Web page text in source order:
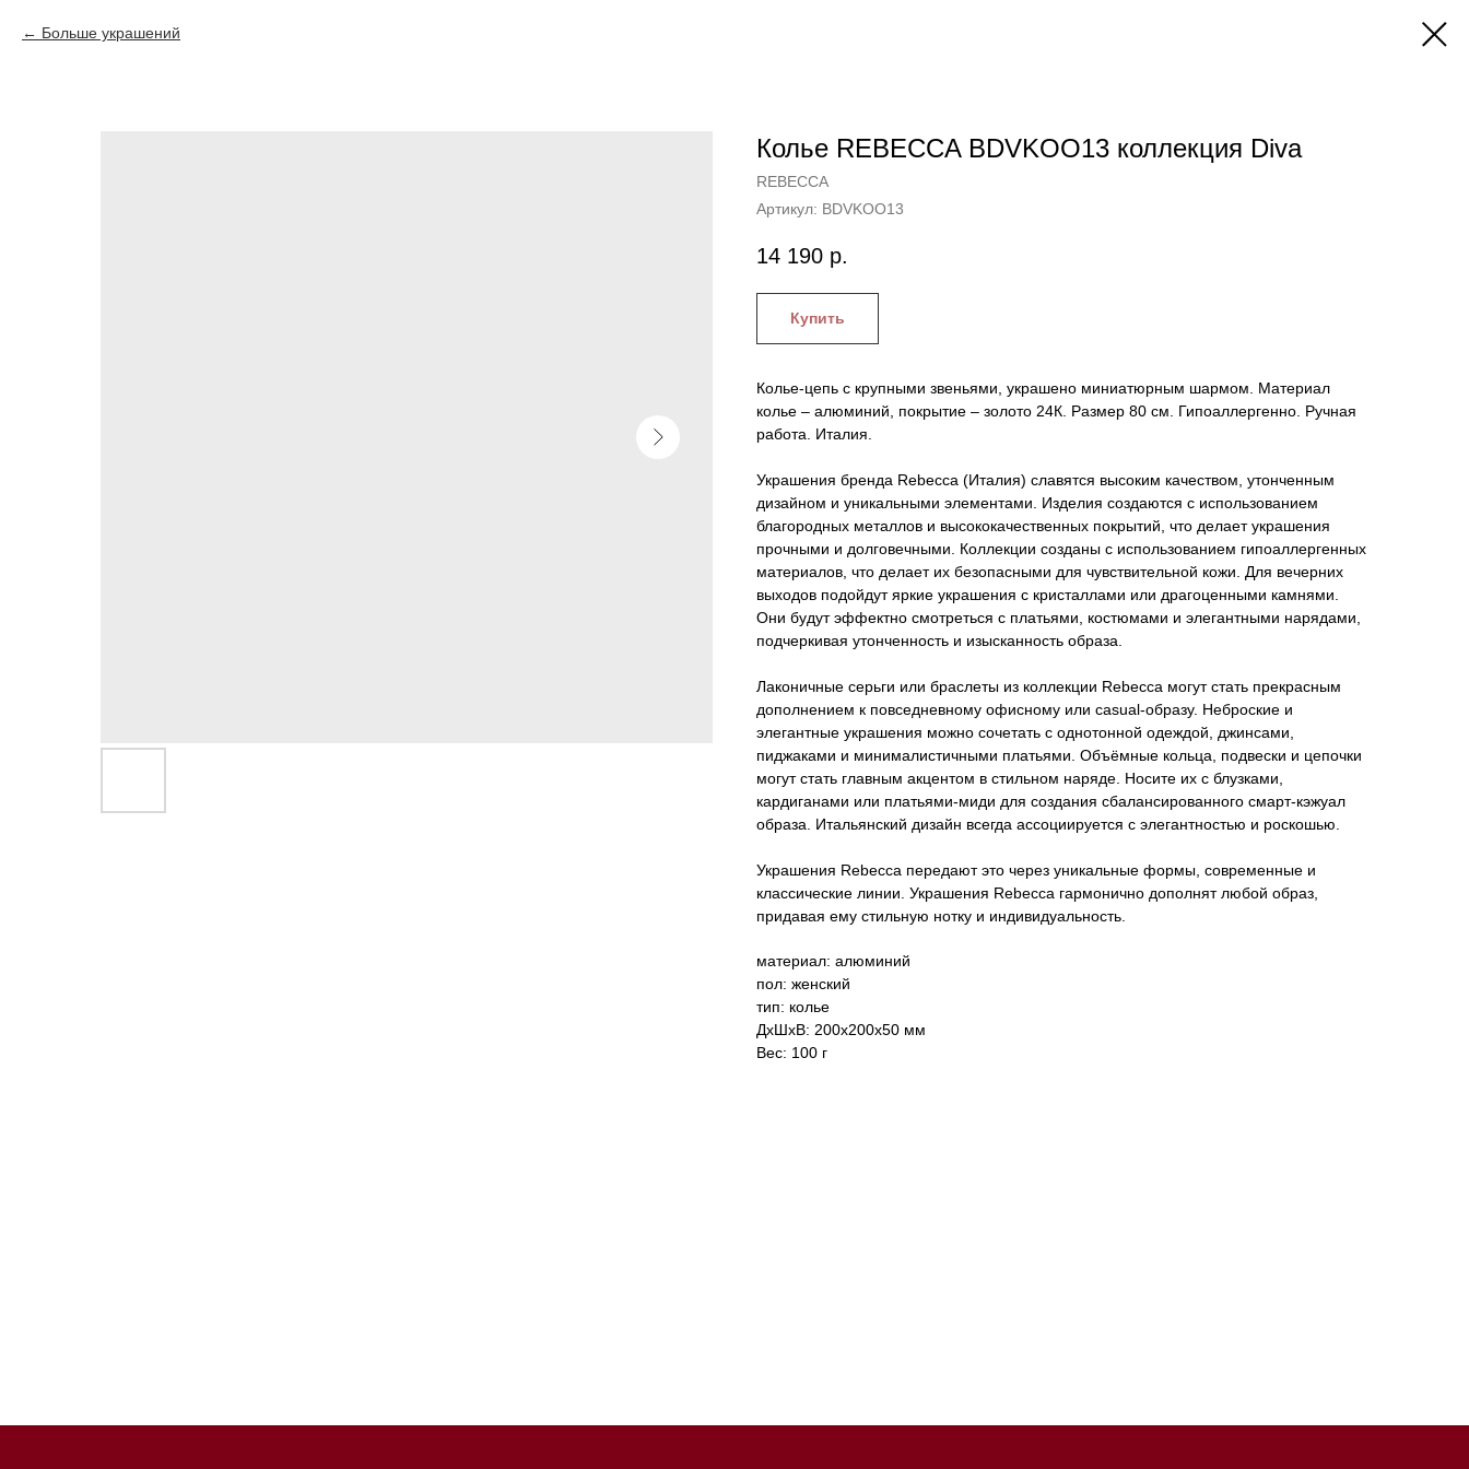
Больше украшений
Колье REBECCA BDVKOO13 коллекция Diva
REBECCA
Артикул: BDVKOO13
14 190 р.
Купить
Колье-цепь с крупными звеньями, украшено миниатюрным шармом. Материал
колье – алюминий, покрытие – золото 24К. Размер 80 см. Гипоаллергенно. Ручная
работа. Италия.
Украшения бренда Rebecca (Италия) славятся высоким качеством, утонченным
дизайном и уникальными элементами. Изделия создаются с использованием
благородных металлов и высококачественных покрытий, что делает украшения
прочными и долговечными. Коллекции созданы с использованием гипоаллергенных
материалов, что делает их безопасными для чувствительной кожи. Для вечерних
выходов подойдут яркие украшения с кристаллами или драгоценными камнями.
Они будут эффектно смотреться с платьями, костюмами и элегантными нарядами,
подчеркивая утонченность и изысканность образа.
Лаконичные серьги или браслеты из коллекции Rebecca могут стать прекрасным
дополнением к повседневному офисному или casual-образу. Неброские и
элегантные украшения можно сочетать с однотонной одеждой, джинсами,
пиджаками и минималистичными платьями. Объёмные кольца, подвески и цепочки
могут стать главным акцентом в стильном наряде. Носите их с блузками,
кардиганами или платьями-миди для создания сбалансированного смарт-кэжуал
образа. Итальянский дизайн всегда ассоциируется с элегантностью и роскошью.
Украшения Rebecca передают это через уникальные формы, современные и
классические линии. Украшения Rebecca гармонично дополнят любой образ,
придавая ему стильную нотку и индивидуальность.
материал: алюминий
пол: женский
тип: колье
ДxШxВ: 200x200x50 мм
Вес: 100 г